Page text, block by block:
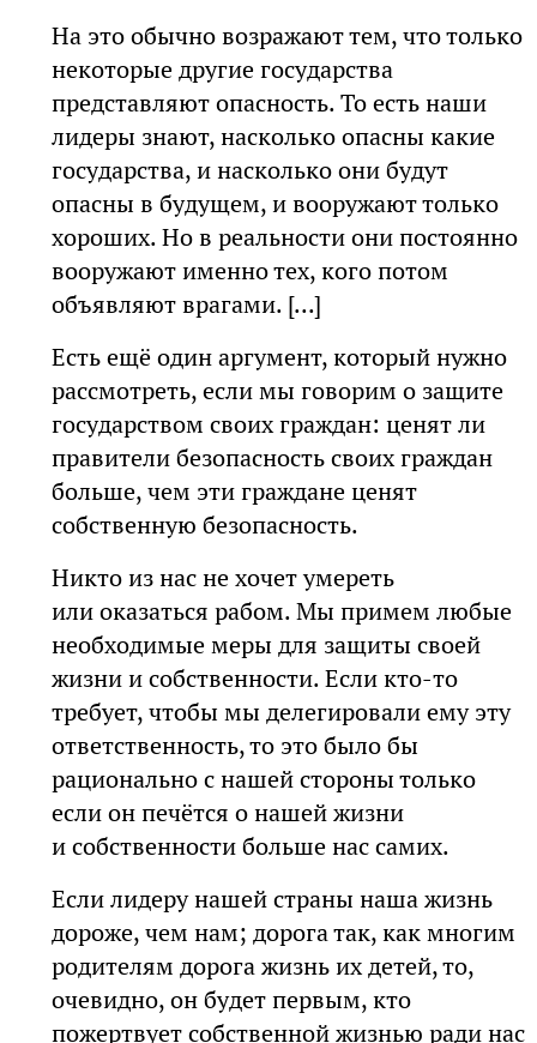
На это обычно возражают тем, что только
некоторые другие государства
представляют опасность. То есть наши
лидеры знают, насколько опасны какие
государства, и насколько они будут
опасны в будущем, и вооружают только
хороших. Но в реальности они постоянно
вооружают именно тех, кого потом
объявляют врагами. [...]
Есть ещё один аргумент, который нужно
рассмотреть, если мы говорим о защите
государством своих граждан: ценят ли
правители безопасность своих граждан
больше, чем эти граждане ценят
собственную безопасность.
Никто из нас не хочет умереть
или оказаться рабом. Мы примем любые
необходимые меры для защиты своей
жизни и собственности. Если кто-то
требует, чтобы мы делегировали ему эту
ответственность, то это было бы
рационально с нашей стороны только
если он печётся о нашей жизни
и собственности больше нас самих.
Если лидеру нашей страны наша жизнь
дороже, чем нам; дорога так, как многим
родителям дорога жизнь их детей, то,
очевидно, он будет первым, кто
пожертвует собственной жизнью ради нас